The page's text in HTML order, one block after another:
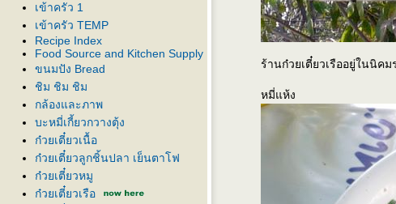
เข้าครัว 1
เข้าครัว TEMP
Recipe Index
Food Source and Kitchen Supply
ขนมปัง Bread
ชิม ชิม ชิม
กล้องและภาพ
บะหมี่เกี้ยวกวางตุ้ง
ก๋วยเตี๋ยวเนื้อ
ก๋วยเตี๋ยวลูกชิ้นปลา เย็นตาโฟ
ก๋วยเตี๋ยวหมู
ก๋วยเตี๋ยวเรือ
ร้านก๋วยเตี๋ยวเรืออยู่ในนิคม
หมี่แห้ง